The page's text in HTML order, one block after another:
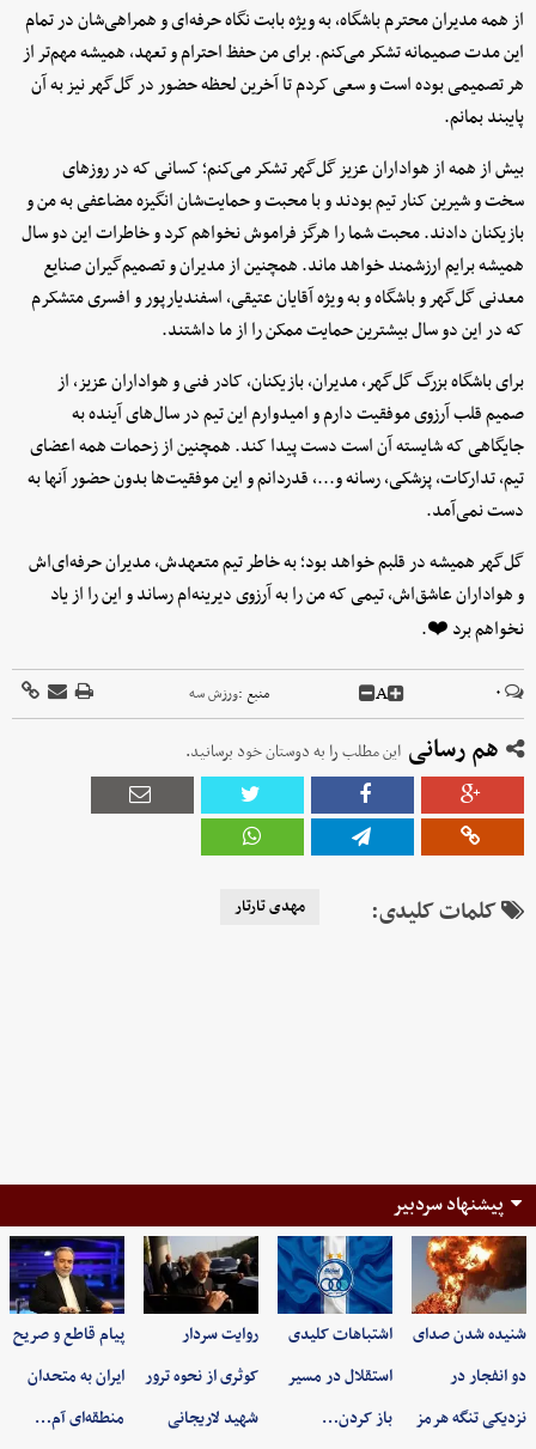
از همه مدیران محترم باشگاه، به ویژه بابت نگاه حرفه‌ای و همراهی‌شان در تمام
این مدت صمیمانه تشکر می‌کنم. برای من حفظ احترام و تعهد، همیشه مهم‌تر از
هر تصمیمی بوده است و سعی کردم تا آخرین لحظه حضور در گل‌‌گهر نیز به آن
پایبند بمانم.
بیش از همه از هواداران عزیز گل‌گهر تشکر می‌کنم؛ کسانی که در روزهای
سخت و شیرین کنار تیم بودند و با محبت و حمایت‌شان انگیزه مضاعفی به من و
بازیکنان دادند. محبت شما را هرگز فراموش نخواهم کرد و خاطرات این دو سال
همیشه برایم ارزشمند خواهد ماند. همچنین از مدیران و تصمیم‌گیران صنایع
معدنی گل‌گهر و باشگاه و به ویژه آقایان عتیقی، اسفندیارپور و افسری متشکرم
که در این دو سال بیشترین حمایت ممکن را از ما داشتند.
برای باشگاه بزرگ گل‌گهر، مدیران، بازیکنان، کادر فنی و هواداران عزیز، از
صمیم قلب آرزوی موفقیت دارم و امیدوارم این تیم در سال‌های آینده به
جایگاهی که شایسته آن است دست پیدا کند. همچنین از زحمات همه اعضای
تیم، تدارکات، پزشکی، رسانه و...، قدردانم و این موفقیت‌ها بدون حضور آنها به
دست نمی‌آمد.
گل‌گهر همیشه در قلبم خواهد بود؛ به خاطر تیم متعهدش، مدیران حرفه‌ای‌اش
و هواداران عاشق‌اش، تیمی که من را به آرزوی دیرینه‌ام رساند و این را از یاد
نخواهم برد ❤️.
۰ A منبع :ورزش سه
هم رسانی این مطلب را به دوستان خود برسانید.
کلمات کلیدی: مهدی تارتار
پیشنهاد سردبیر
شنیده شدن صدای
دو انفجار در
نزدیکی تنگه هرمز
اشتباهات کلیدی
استقلال در مسیر
باز کردن…
روایت سردار
کوثری از نحوه ترور
شهید لاریجانی
پیام قاطع و صریح
ایران به متحدان
منطقه‌ای آم…